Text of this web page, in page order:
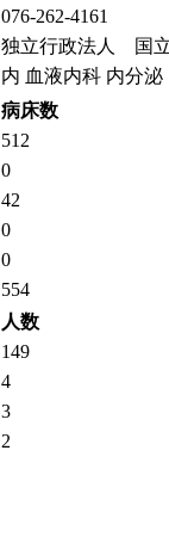
076-262-4161
独立行政法人 国
内 血液内科 内分
病床数
512
0
42
0
0
554
人数
149
4
3
2